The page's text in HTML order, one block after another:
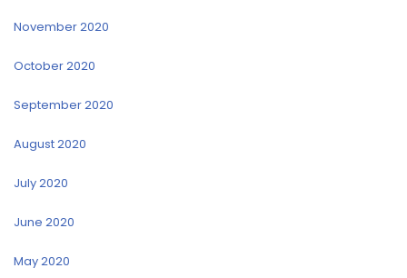
November 2020
October 2020
September 2020
August 2020
July 2020
June 2020
May 2020